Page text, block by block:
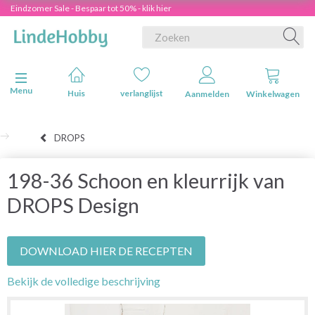
Eindzomer Sale - Bespaar tot 50% - klik hier
Navigatie in-/uitschakelen
Menu
Huis verlanglijst Aanmelden Winkelwagen
DROPS
198-36 Schoon en kleurrijk van
DROPS Design
DOWNLOAD HIER DE RECEPTEN
Bekijk de volledige beschrijving